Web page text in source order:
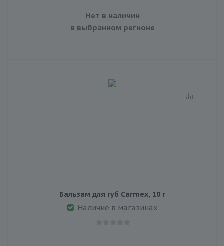
Нет в наличии
в выбранном регионе
Бальзам для губ Сarmex, 10 г
Наличие в магазинах